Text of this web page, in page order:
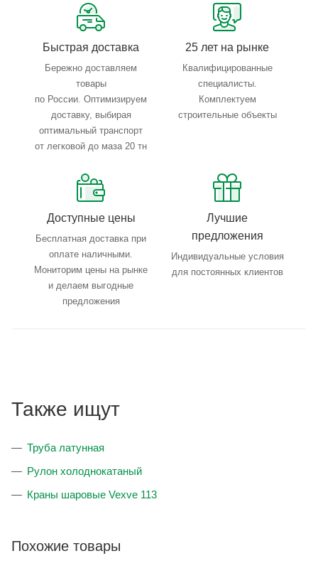
Быстрая доставка
Бережно доставляем
товары
по России. Оптимизируем
доставку, выбирая
оптимальный транспорт
от легковой до маза 20 тн
25 лет на рынке
Квалифицированные
специалисты.
Комплектуем
строительные объекты
Доступные цены
Бесплатная доставка при
оплате наличными.
Мониторим цены на рынке
и делаем выгодные
предложения
Лучшие
предложения
Индивидуальные условия
для постоянных клиентов
Также ищут
Труба латунная
Рулон холоднокатаный
Краны шаровые Vexve 113
Похожие товары